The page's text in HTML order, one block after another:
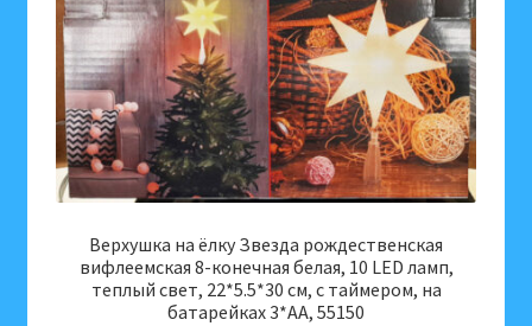
Верхушка на ёлку Звезда рождественская
вифлеемская 8-конечная белая, 10 LED ламп,
теплый свет, 22*5.5*30 см, с таймером, на
батарейках 3*АА, 55150